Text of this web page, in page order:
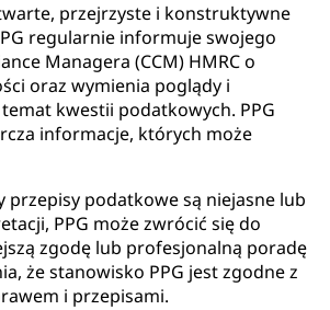
przejrzyste i konstruktywne
regularnie informuje swojego
Managera (CCM) HMRC o
oraz wymienia poglądy i
kwestii podatkowych. PPG
informacje, których może
przepisy podatkowe są niejasne lub
PPG może zwrócić się do
zgodę lub profesjonalną poradę
że stanowisko PPG jest zgodne z
i przepisami.